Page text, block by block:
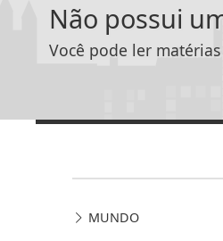
Não possui
Você pode ler
MUNDO